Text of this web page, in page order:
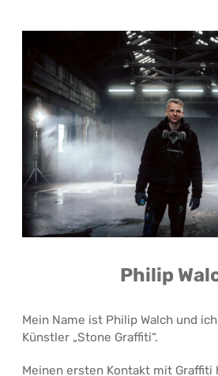
Philip
Mein Name ist Philip Walch und
Künstler „Stone Graffiti“.
Meinen ersten Kontakt mit